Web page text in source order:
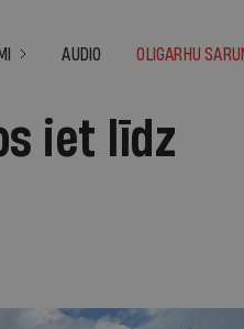
AUDIO OLIGARHU
iet līdz